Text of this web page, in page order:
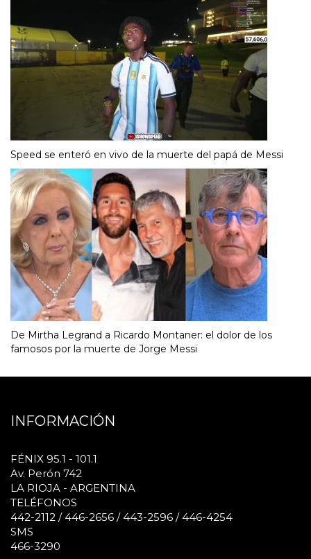
Speed se enteró en vivo de la muerte del papá de Messi
De Mirtha Legrand a Ricardo Montaner: el dolor de los
famosos por la muerte de Jorge Messi
INFORMACIÓN
FÉNIX 95.1 - 101.1
Av. Perón 742
LA RIOJA - ARGENTINA
TELÉFONOS
442-2112 / 446-2656 / 443-2596 / 446-4254
SMS
466-3290